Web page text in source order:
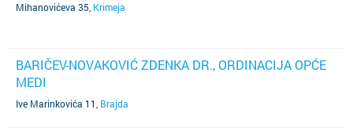
Mihanovićeva 35 Krimeja
BARIČEV-NOVAKOVIĆ ZDENKA DR., ORDINACIJA OPĆE
MEDI
Ive Marinkovića 11 Brajda